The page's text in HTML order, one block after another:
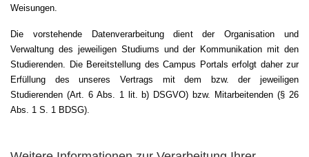
Weisungen.
Die vorstehende Datenverarbeitung dient der Organisation und
Verwaltung des jeweiligen Studiums und der Kommunikation mit den
Studierenden. Die Bereitstellung des Campus Portals erfolgt daher zur
Erfüllung des unseres Vertrags mit dem bzw. der jeweiligen
Studierenden (Art. 6 Abs. 1 lit. b) DSGVO) bzw. Mitarbeitenden (§ 26
Abs. 1 S. 1 BDSG).